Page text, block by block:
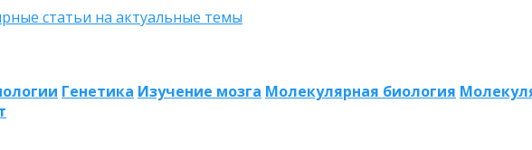
Генетика Изучение мозга Молекулярная биология